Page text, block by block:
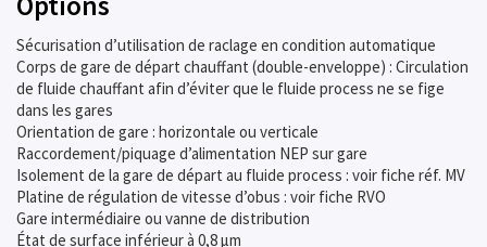
Sécurisation d’utilisation de raclage en condition automatique
Corps de gare de départ chauffant (double-enveloppe) : Circulation
de fluide chauffant afin d’éviter que le fluide process ne se fige
dans les gares
Orientation de gare : horizontale ou verticale
Raccordement/piquage d’alimentation NEP sur gare
Isolement de la gare de départ au fluide process : voir fiche réf. MV
Platine de régulation de vitesse d’obus : voir fiche RVO
Gare intermédiaire ou vanne de distribution
État de surface inférieur à 0,8 μm